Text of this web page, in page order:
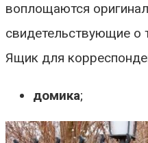
воплощаются
свидетельствующие о
Ящик для
домика;